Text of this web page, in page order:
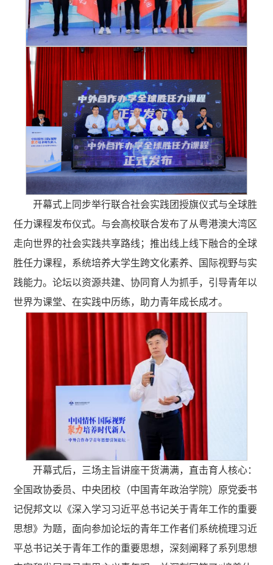
开幕式上同步举行联合社会实践团授旗仪式与全球胜
任力课程发布仪式。与会高校联合发布了从粤港澳大湾区
走向世界的社会实践共享路线；推出线上线下融合的全球
胜任力课程，系统培养大学生跨文化素养、国际视野与实
践能力。论坛以资源共建、协同育人为抓手，引导青年以
世界为课堂、在实践中历练，助力青年成长成才。
开幕式后，三场主旨讲座干货满满，直击育人核心：
全国政协委员、中央团校（中国青年政治学院）原党委书
记倪邦文以《深入学习习近平总书记关于青年工作的重要
思想》为题，面向参加论坛的青年工作者们系统梳理习近
平总书记关于青年工作的重要思想，深刻阐释了系列思想